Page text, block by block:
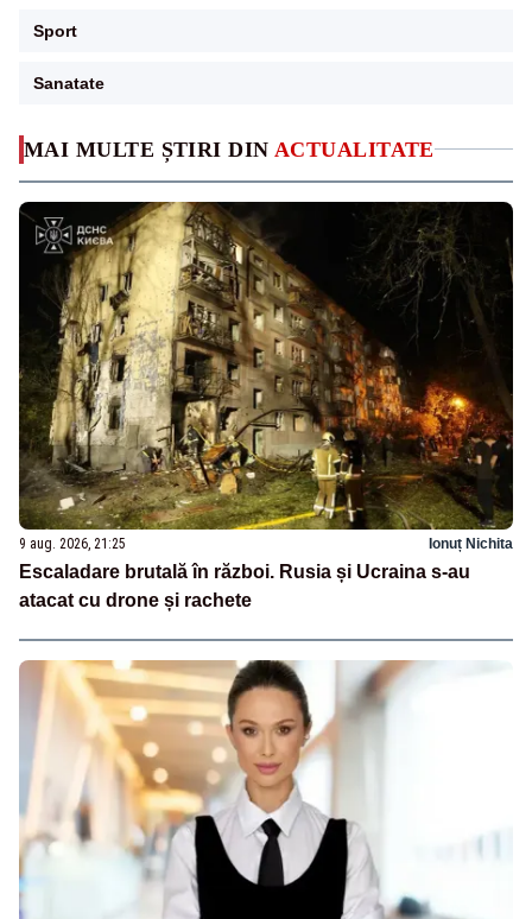
MAI MULTE ȘTIRI DIN ACTUALITATE
9 aug. 2026, 21:25 Ionuț Nichita
Escaladare brutală în război. Rusia și Ucraina s-au
atacat cu drone și rachete
Sport
Sanatate